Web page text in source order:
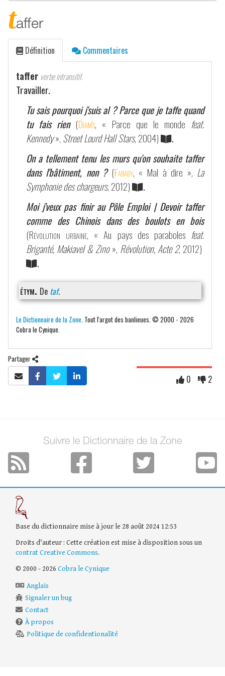
taffer
Définition Commentaires
taffer verbe intransitif.
Travailler.
Tu sais pourquoi j'suis al ? Parce que je taffe quand
tu fais rien (Diam's, « Parce que le monde feat.
Kennedy», Street Lourd Hall Stars, 2004)
.
On a tellement tenu les murs qu'on souhaite taffer
dans l'bâtiment, non ? (Fababy, « Mal à dire », La
Symphonie des chargeurs, 2012)
.
Moi j'veux pas finir au Pôle Emploi | Devoir taffer
comme des Chinois dans des boulots en bois
(Révolution urbaine, « Au pays des paraboles feat.
Briganté, Makiavel & Zino», Révolution, Acte 2, 2012)
.
étym. De taf.
Le Dictionnaire de la Zone . Tout l'argot des banlieues. © 2000 - 2026
Cobra le Cynique.
Partager
0 2
Suivre le Dictionnaire de la Zone
Base du dictionnaire mise à jour le 28 août 2024 12:53
Droits d'auteur : Cette création est mise à disposition sous un
contrat Creative Commons.
© 2000 - 2026 Cobra le Cynique
Anglais
Signaler un bug
Contact
À propos
Politique de confidentionalité